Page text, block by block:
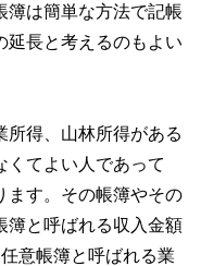
簿は簡単な方法で記帳
延長と考えるのもよい
所得、山林所得がある
くてよい人であって
ます。その帳簿やその
簿と呼ばれる収入金額
意帳簿と呼ばれる業